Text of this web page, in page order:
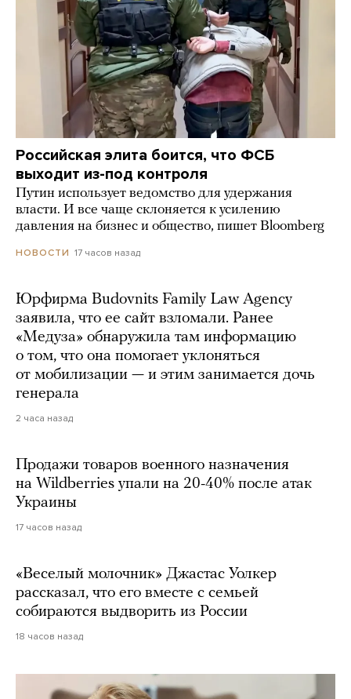
Российская элита боится, что ФСБ
выходит из-под контроля
Путин использует ведомство для удержания
власти. И все чаще склоняется к усилению
давления на бизнес и общество, пишет Bloomberg
НОВОСТИ 17 часов назад
Юрфирма Budovnits Family Law Agency
заявила, что ее сайт взломали. Ранее
«Медуза» обнаружила там информацию
о том, что она помогает уклоняться
от мобилизации — и этим занимается дочь
генерала
2 часа назад
Продажи товаров военного назначения
на Wildberries упали на 20-40% после атак
Украины
17 часов назад
«Веселый молочник» Джастас Уолкер
рассказал, что его вместе с семьей
собираются выдворить из России
18 часов назад